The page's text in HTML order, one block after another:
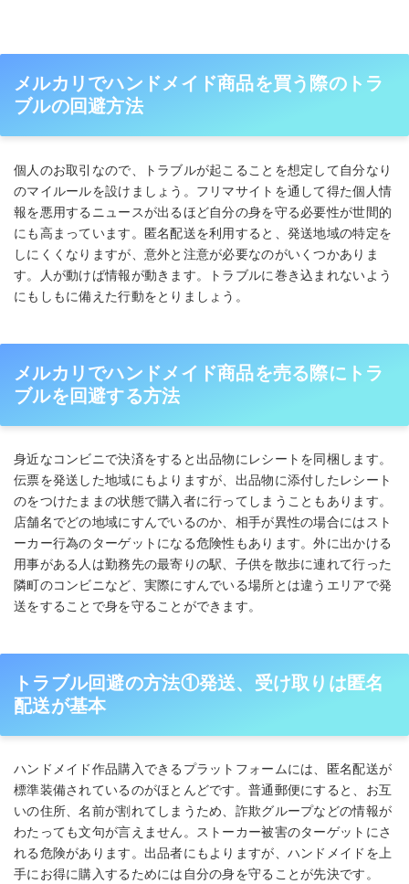
メルカリでハンドメイド商品を買う際のトラ
ブルの回避方法
個人のお取引なので、トラブルが起こることを想定して自分なり
のマイルールを設けましょう。フリマサイトを通して得た個人情
報を悪用するニュースが出るほど自分の身を守る必要性が世間的
にも高まっています。匿名配送を利用すると、発送地域の特定を
しにくくなりますが、意外と注意が必要なのがいくつかありま
す。人が動けば情報が動きます。トラブルに巻き込まれないよう
にもしもに備えた行動をとりましょう。
メルカリでハンドメイド商品を売る際にトラ
ブルを回避する方法
身近なコンビニで決済をすると出品物にレシートを同梱します。
伝票を発送した地域にもよりますが、出品物に添付したレシート
のをつけたままの状態で購入者に行ってしまうこともあります。
店舗名でどの地域にすんでいるのか、相手が異性の場合にはスト
ーカー行為のターゲットになる危険性もあります。外に出かける
用事がある人は勤務先の最寄りの駅、子供を散歩に連れて行った
隣町のコンビニなど、実際にすんでいる場所とは違うエリアで発
送をすることで身を守ることができます。
トラブル回避の方法①発送、受け取りは匿名
配送が基本
ハンドメイド作品購入できるプラットフォームには、匿名配送が
標準装備されているのがほとんどです。普通郵便にすると、お互
いの住所、名前が割れてしまうため、詐欺グループなどの情報が
わたっても文句が言えません。ストーカー被害のターゲットにさ
れる危険があります。出品者にもよりますが、ハンドメイドを上
手にお得に購入するためには自分の身を守ることが先決です。